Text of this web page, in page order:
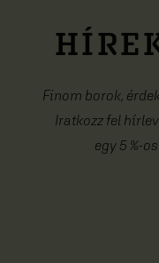
Finom borok,
Iratkozz fel
egy 5 %-